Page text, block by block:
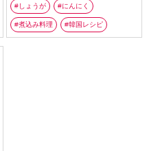
しょうが にんにく
煮込み料理 韓国レシピ